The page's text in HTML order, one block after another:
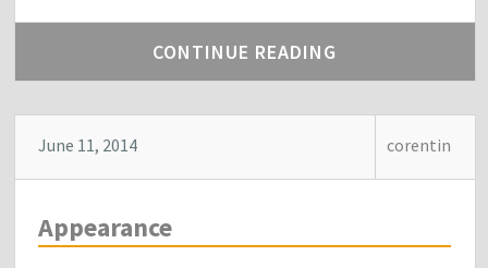
CONTINUE READING
June 11, 2014 corentin
Appearance